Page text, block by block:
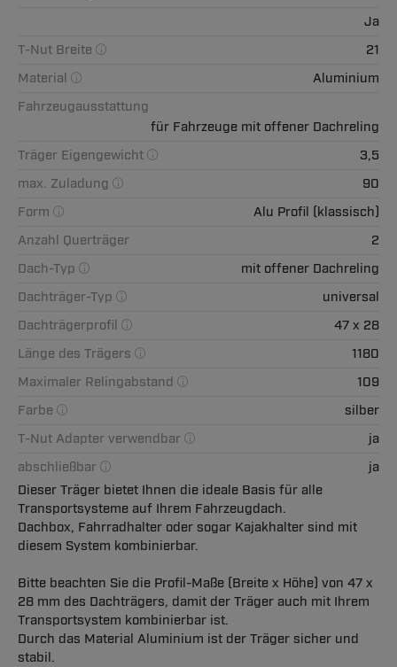
Ja
T-Nut Breite
21
Material
Aluminium
Fahrzeugausstattung
für Fahrzeuge mit offener Dachreling
Träger Eigengewicht
3,5
max. Zuladung
90
Form
Alu Profil (klassisch)
Anzahl Querträger
2
Dach-Typ
mit offener Dachreling
Dachträger-Typ
universal
Dachträgerprofil
47 x 28
Länge des Trägers
1180
Maximaler Relingabstand
109
Farbe
silber
T-Nut Adapter verwendbar
ja
abschließbar
ja
Dieser Träger bietet Ihnen die ideale Basis für alle
Transportsysteme auf Ihrem Fahrzeugdach.
Dachbox, Fahrradhalter oder sogar Kajakhalter sind mit
diesem System kombinierbar.
Bitte beachten Sie die Profil-Maße (Breite x Höhe) von 47 x
28 mm des Dachträgers, damit der Träger auch mit Ihrem
Transportsystem kombinierbar ist.
Durch das Material Aluminium ist der Träger sicher und
stabil.